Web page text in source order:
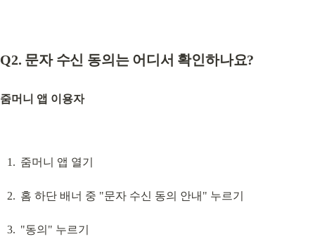
Q2. 문자 수신 동의는 어디서 확인하나요?
줌머니 앱 이용자
줌머니 앱 열기
홈 하단 배너 중 "문자 수신 동의 안내" 누르기
"동의" 누르기